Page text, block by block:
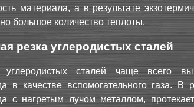
материала, а в результате
большое количество теплоты.
резка углеродистых сталей
углеродистых сталей чаще всего
в качестве вспомогательного газа. В
с нагретым лучом металлом,